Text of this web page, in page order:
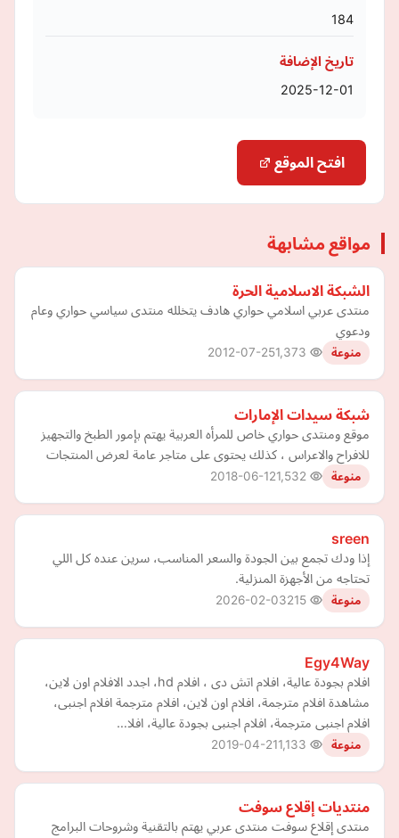
184
تاريخ الإضافة
2025-12-01
افتح الموقع
مواقع مشابهة
الشبكة الاسلامية الحرة
منتدى عربي اسلامي حواري هادف يتخلله منتدى سياسي حواري وعام
ودعوي
منوعة 2012-07-25
شبكة سيدات الإمارات
موقع ومنتدى حواري خاص للمرأه العربية يهتم بإمور الطبخ والتجهيز
للافراح والاعراس ، كذلك يحتوى على متاجر عامة لعرض المنتجات
منوعة 2018-06-12
sreen
إذا ودك تجمع بين الجودة والسعر المناسب، سرين عنده كل اللي
تحتاجه من الأجهزة المنزلية.
منوعة 2026-02-03
Egy4Way
افلام بجودة عالية، افلام اتش دى ، افلام hd، اجدد الافلام اون لاين،
مشاهدة افلام مترجمة، افلام اون لاين، افلام مترجمة افلام اجنبى،
افلام اجنبى مترجمة، افلام اجنبى بجودة عالية، افلا…
منوعة 2019-04-21
منتديات إقلاع سوفت
منتدى إقلاع سوفت منتدى عربي يهتم بالتقنية وشروحات البرامج